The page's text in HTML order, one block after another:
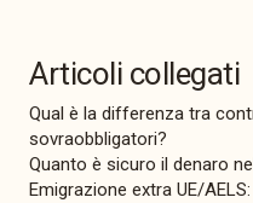
Articoli collegati
Qual è la differenza tra
sovraobbligatori?
Quanto è sicuro il denaro
Emigrazione extra UE/